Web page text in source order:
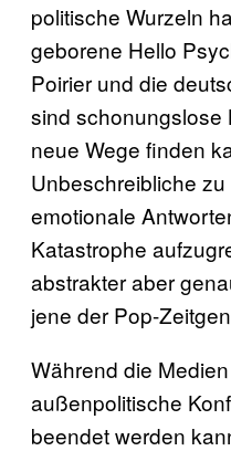
politische Wurzeln
geborene Hello
Poirier und die
sind schonungslose
neue Wege finden
Unbeschreibliche
emotionale
Katastrophe
abstrakter aber
jene der Pop-
Während die
außenpolitische
beendet werden